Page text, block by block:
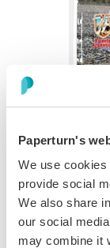
Paperturn's
We use
provide social
We also share
our social
may combine it
Cómo
en
Flipbook
Paso 1: